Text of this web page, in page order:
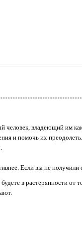
человек, владеющий им
и помочь их
Если вы не получили
в растерянности от